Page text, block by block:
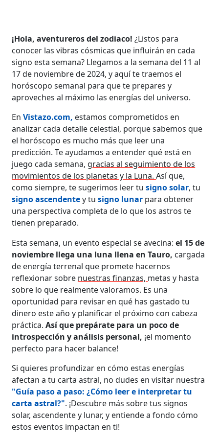
¡Hola, aventureros del zodiaco! ¿Listos para
conocer las vibras cósmicas que influirán en cada
signo esta semana? Llegamos a la semana del 11 al
17 de noviembre de 2024, y aquí te traemos el
horóscopo semanal para que te prepares y
aproveches al máximo las energías del universo.
EnVistazo.com, estamos comprometidos en
analizar cada detalle celestial, porque sabemos que
el horóscopo es mucho más que leer una
predicción. Te ayudamos a entender qué está en
juego cada semana, gracias al seguimiento de los
movimientos de los planetas y la Luna.Así que,
como siempre, te sugerimos leer tusigno solar, tu
signo ascendentey tusigno lunar para obtener
una perspectiva completa de lo que los astros te
tienen preparado.
Esta semana, un evento especial se avecina:el 15 de
noviembre llega una luna llena en Tauro, cargada
de energía terrenal que promete hacernos
reflexionar sobre nuestras finanzas, metas y hasta
sobre lo que realmente valoramos. Es una
oportunidad para revisar en qué has gastado tu
dinero este año y planificar el próximo con cabeza
práctica.Así que prepárate para un poco de
introspección y análisis personal, ¡el momento
perfecto para hacer balance!
Si quieres profundizar en cómo estas energías
afectan a tu carta astral, no dudes en visitar nuestra
"Guía paso a paso: ¿Cómo leer e interpretar tu
carta astral?". ¡Descubre más sobre tus signos
solar, ascendente y lunar, y entiende a fondo cómo
estos eventos impactan en ti!